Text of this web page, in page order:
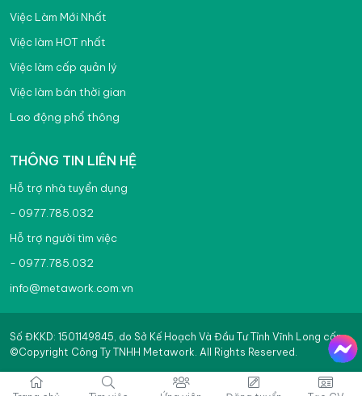
Việc Làm Mới Nhất
Việc làm HOT nhất
Việc làm cấp quản lý
Việc làm bán thời gian
Lao động phổ thông
THÔNG TIN LIÊN HỆ
Hỗ trợ nhà tuyển dụng
- 0977.785.032
Hỗ trợ người tìm việc
- 0977.785.032
info@metawork.com.vn
Số ĐKKD: 1501149845, do Sở Kế Hoạch Và Đầu Tư Tỉnh Vĩnh Long cấp
©Copyright Công Ty TNHH Metawork. All Rights Reserved.